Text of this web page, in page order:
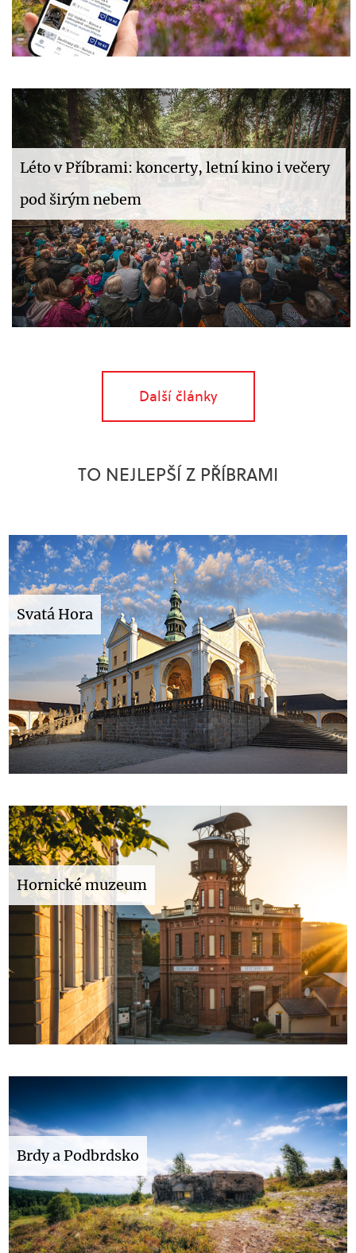
Léto v Příbrami: koncerty, letní kino i večery
pod širým nebem
Další články
TO NEJLEPŠÍ Z PŘÍBRAMI
Svatá Hora
Hornické muzeum
Brdy a Podbrdsko